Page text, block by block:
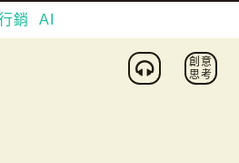
銷 AI
創意
思考